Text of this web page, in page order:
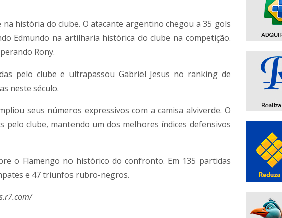
história do clube. O atacante argentino chegou a 35 gols
Edmundo na artilharia histórica do clube na competição.
Rony.
pelo clube e ultrapassou Gabriel Jesus no ranking de
neste século.
seus números expressivos com a camisa alviverde. O
clube, mantendo um dos melhores índices defensivos
o Flamengo no histórico do confronto. Em 135 partidas
e 47 triunfos rubro-negros.